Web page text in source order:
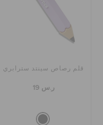
قلم رصاص سينتد سترابري
ر.س 19